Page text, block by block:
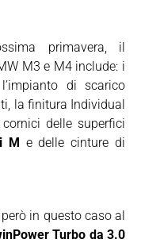
primavera, il
M3 e M4 include: i
di scarico
la finitura Individual
delle superfici
M e delle cinture di
in questo caso al
Turbo da 3.0